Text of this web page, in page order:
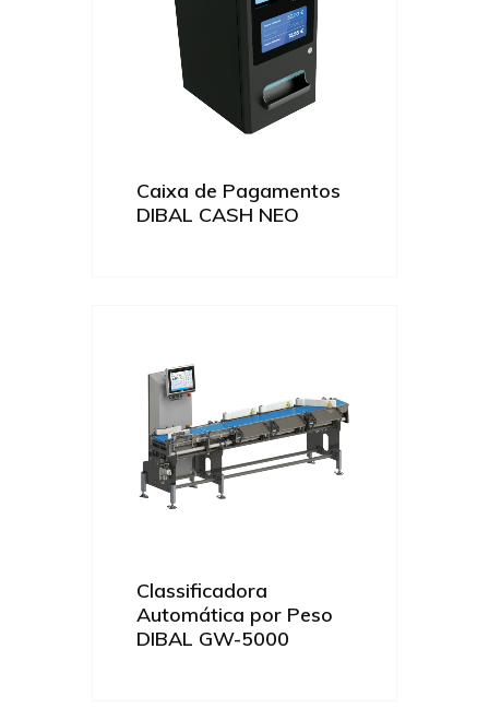
Caixa de Pagamentos
DIBAL CASH NEO
Classificadora
Automática por Peso
DIBAL GW-5000